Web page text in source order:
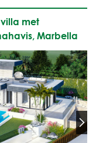
met
Marbella